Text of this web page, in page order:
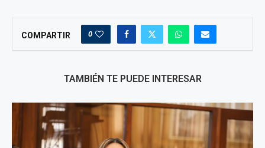
COMPARTIR 0
TAMBIÉN TE PUEDE INTERESAR